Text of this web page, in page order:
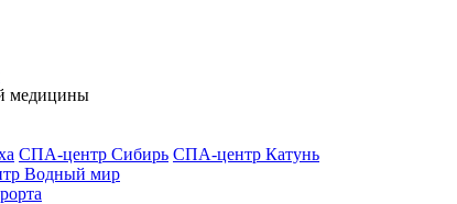
медицины
СПА-центр Сибирь СПА-центр Катунь
Водный мир